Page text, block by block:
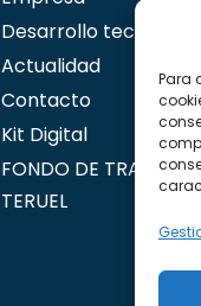
Para
Desarrollo tecnológico
Actualidad
Contacto
Kit Digital
FONDO DE
TERUEL